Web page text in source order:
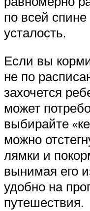
по всей
усталость.
Если вы
не по
захочется
может
выбирайте
можно
лямки и
вынимая его
удобно на
путешествия.